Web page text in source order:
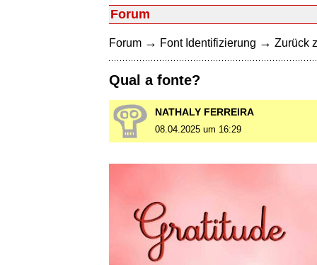
Forum
Forum → Font Identifizierung → Zurück
Qual a fonte?
NATHALY FERREIRA
08.04.2025 um 16:29